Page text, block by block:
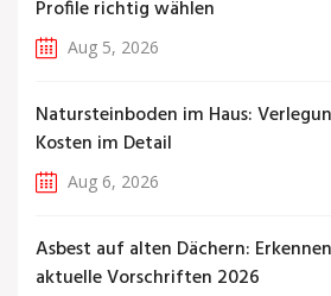
Profile richtig wählen
Aug 5, 2026
Natursteinboden im Haus:
Kosten im Detail
Aug 6, 2026
Asbest auf alten Dächern:
aktuelle Vorschriften 2026